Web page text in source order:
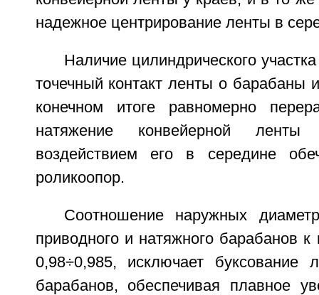
надежное центрирование ленты в
Наличие цилиндрического
точечный контакт ленты о барабаны
конечном итоге равномерно
натяжение конвейерной
воздействием его в середине
роликоопор.
Соотношение наружных
приводного и натяжного барабанов
0,98÷0,985, исключает буксование
барабанов, обеспечивая плавное